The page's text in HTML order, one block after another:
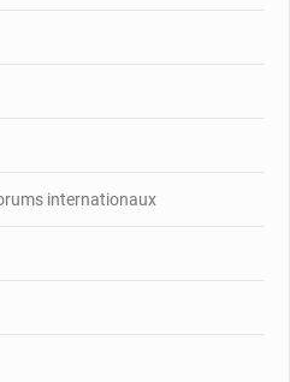
internationaux